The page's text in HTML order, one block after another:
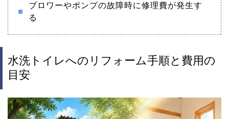
ブロワーやポンプの故障時に修理費が発生す
る
水洗トイレへのリフォーム手順と費用の
目安